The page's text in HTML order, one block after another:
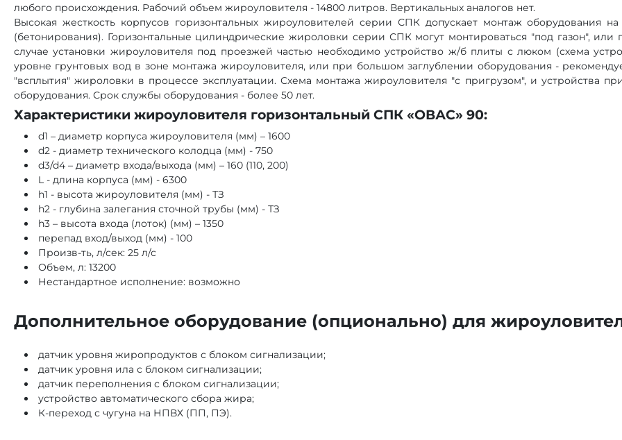
любого происхождения. Рабочий объем жироуловителя - 14800 литров. Вертикальных аналогов нет.
Высокая жесткость корпусов горизонтальных жироуловителей серии СПК допускает монтаж оборудования
(бетонирования). Горизонтальные цилиндрические жироловки серии СПК могут монтироваться "под газон",
случае установки жироуловителя под проезжей частью необходимо устройство ж/б плиты с люком (схема
уровне грунтовых вод в зоне монтажа жироуловителя, или при большом заглублении оборудования -
"всплытия" жироловки в процессе эксплуатации. Схема монтажа жироуловителя "с пригрузом", и устройства
оборудования. Срок службы оборудования - более 50 лет.
Характеристики жироуловителя горизонтальный СПК «ОВАС» 90:
d1 – диаметр корпуса жироуловителя (мм) – 1600
d2 - диаметр технического колодца (мм) - 750
d3/d4 – диаметр входа/выхода (мм) – 160 (110, 200)
L - длина корпуса (мм) - 6300
h1 - высота жироуловителя (мм) - ТЗ
h2 - глубина залегания сточной трубы (мм) - ТЗ
h3 – высота входа (лоток) (мм) – 1350
перепад вход/выход (мм) - 100
Произв-ть, л/сек: 25 л/с
Объем, л: 13200
Нестандартное исполнение: возможно
Дополнительное оборудование (опционально) для
датчик уровня жиропродуктов с блоком сигнализации;
датчик уровня ила с блоком сигнализации;
датчик переполнения с блоком сигнализации;
устройство автоматического сбора жира;
К-переход с чугуна на НПВХ (ПП, ПЭ).